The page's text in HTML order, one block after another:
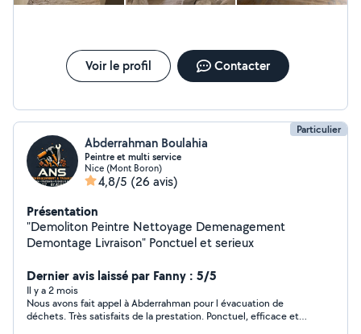
Voir le profil Contacter
Particulier
Abderrahman Boulahia
Peintre et multi service
Nice (Mont Boron)
4,8/5 (26 avis)
Présentation
"Demoliton Peintre Nettoyage Demenagement
Demontage Livraison" Ponctuel et serieux
Dernier avis laissé par Fanny : 5/5
Il y a 2 mois
Nous avons fait appel à Abderrahman pour l évacuation de
déchets. Très satisfaits de la prestation. Ponctuel, efficace et